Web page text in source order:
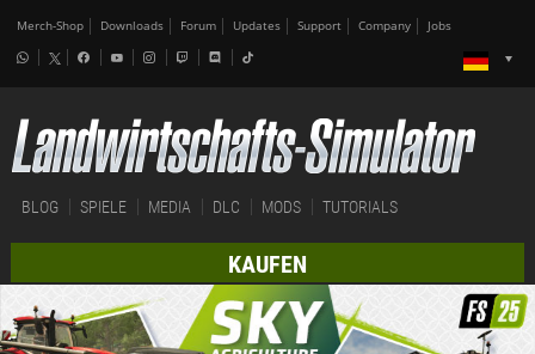
Merch-Shop Downloads Forum Updates Support Company Jobs
BLOG SPIELE MEDIA DLC MODS TUTORIALS
KAUFEN